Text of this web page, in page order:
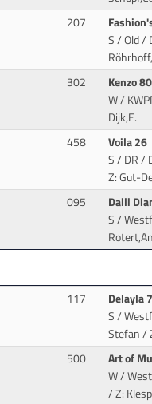
207
S / Old /
302
Kenzo 80
W /
Dijk,E.
458
Voila 26
S / DR /
Z: Gut-
095
Daili
S /
117
Delayla 7
S /
Stefan /
500
Art of
W /
/ Z: